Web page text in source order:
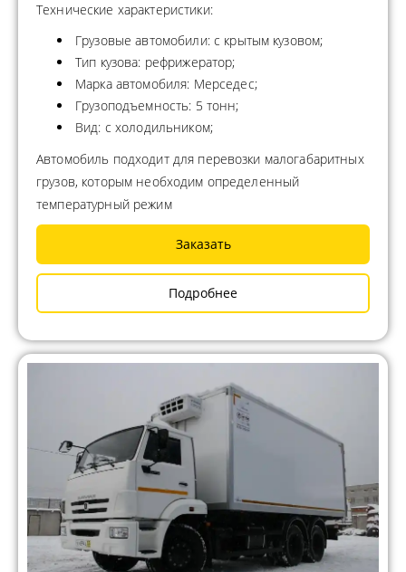
Технические характеристики:
Грузовые автомобили: с крытым кузовом;
Тип кузова: рефрижератор;
Марка автомобиля: Мерседес;
Грузоподъемность: 5 тонн;
Вид: с холодильником;
Автомобиль подходит для перевозки малогабаритных
грузов, которым необходим определенный
температурный режим
Заказать
Подробнее